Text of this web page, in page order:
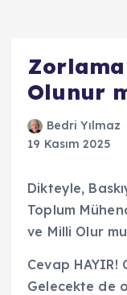
Olunur
Bedri Yılmaz
19 Kasım 2025
Dikteyle,
Toplum
ve Milli Olur
Cevap HAYIR!
Gelecekte de